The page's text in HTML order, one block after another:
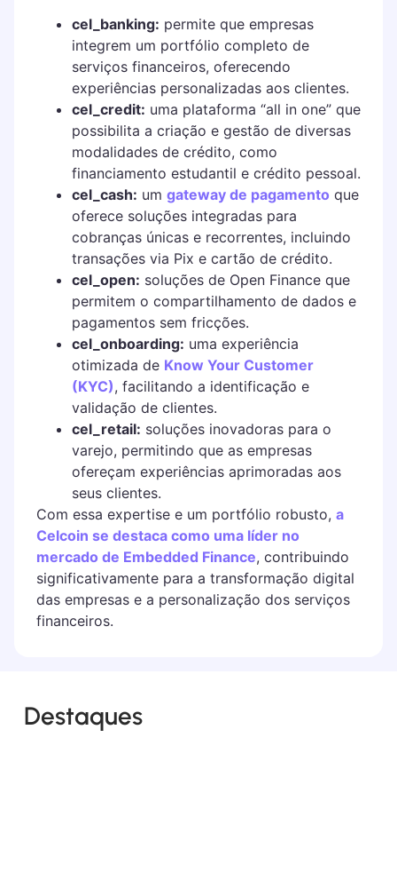
cel_banking: permite que empresas
integrem um portfólio completo de
serviços financeiros, oferecendo
experiências personalizadas aos clientes.
cel_credit: uma plataforma “all in one” que
possibilita a criação e gestão de diversas
modalidades de crédito, como
financiamento estudantil e crédito pessoal.
cel_cash: um gateway de pagamento que
oferece soluções integradas para
cobranças únicas e recorrentes, incluindo
transações via Pix e cartão de crédito.
cel_open: soluções de Open Finance que
permitem o compartilhamento de dados e
pagamentos sem fricções.
cel_onboarding: uma experiência
otimizada de Know Your Customer
(KYC), facilitando a identificação e
validação de clientes.
cel_retail: soluções inovadoras para o
varejo, permitindo que as empresas
ofereçam experiências aprimoradas aos
seus clientes.
Com essa expertise e um portfólio robusto, a
Celcoin se destaca como uma líder no
mercado de Embedded Finance, contribuindo
significativamente para a transformação digital
das empresas e a personalização dos serviços
financeiros.
Destaques